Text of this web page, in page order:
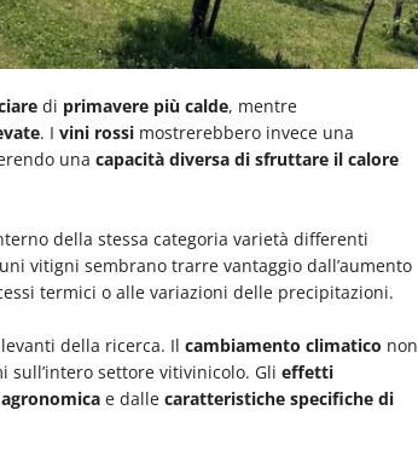
di primavere più calde, mentre
. I vini rossi mostrerebbero invece una
una capacità diversa di sfruttare il calore
della stessa categoria varietà differenti
vitigni sembrano trarre vantaggio dall’aumento
termici o alle variazioni delle precipitazioni.
della ricerca. Il cambiamento climatico non
settore vitivinicolo. Gli effetti
e dalle caratteristiche specifiche di